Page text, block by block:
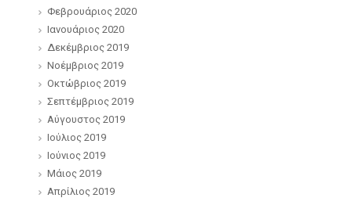
Φεβρουάριος 2020
Ιανουάριος 2020
Δεκέμβριος 2019
Νοέμβριος 2019
Οκτώβριος 2019
Σεπτέμβριος 2019
Αύγουστος 2019
Ιούλιος 2019
Ιούνιος 2019
Μάιος 2019
Απρίλιος 2019